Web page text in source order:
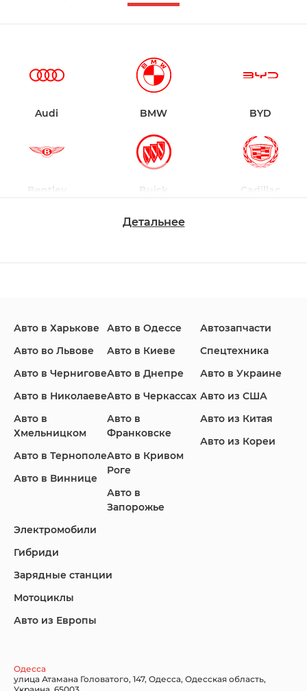
Audi BMW BYD
Bentley Buick Cadillac
Infiniti Jaguar Jeep
Land Rover
Lincoln
Детальнее
Авто в Харькове
Авто во Львове
Авто в Чернигове
Авто в Николаеве
Авто в
Хмельницком
Авто в Тернополе
Авто в Виннице
Авто в Одессе
Авто в Киеве
Авто в Днепре
Авто в Черкассах
Авто в
Франковске
Авто в Кривом
Роге
Авто в
Запорожье
Автозапчасти
Спецтехника
Авто в Украине
Авто из США
Авто из Китая
Авто из Кореи
Электромобили
Гибриди
Зарядные станции
Мотоциклы
Авто из Европы
Одесса
улица Атамана Головатого, 147, Одесса, Одесская область,